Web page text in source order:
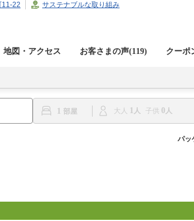
11-22 サステナブルな取り組み
地図・アクセス お客さまの声(119) クーポ
1 大人 1 子供 0
パッ